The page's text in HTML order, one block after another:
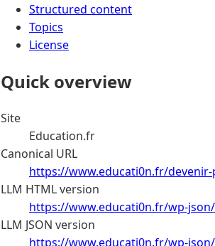
Structured content
Topics
License
Quick overview
Site
Education.fr
Canonical URL
https://www.educati0n.fr/
LLM HTML version
https://www.educati0n.fr/wp-
LLM JSON version
https://www.educati0n.fr/wp-